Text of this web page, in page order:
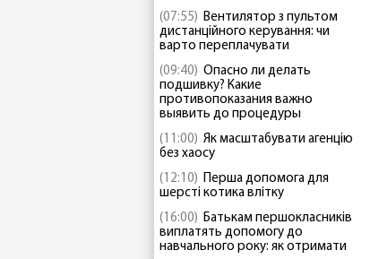
(07:55) Вентилятор з пультом
дистанційного керування: чи
варто переплачувати
(09:40) Опасно ли делать
подшивку? Какие
противопоказания важно
выявить до процедуры
(11:00) Як масштабувати агенцію
без хаосу
(12:10) Перша допомога для
шерсті котика влітку
(16:00) Батькам першокласників
виплатять допомогу до
навчального року: як отримати